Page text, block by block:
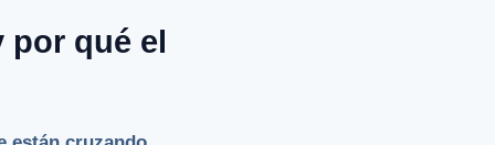
por qué el